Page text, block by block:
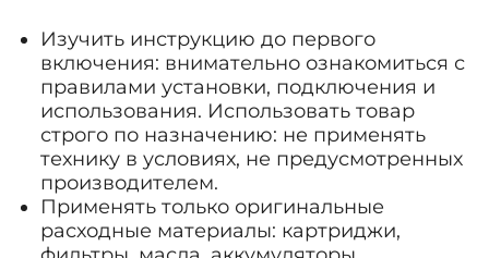
Изучить инструкцию до первого
включения: внимательно ознакомиться с
правилами установки, подключения и
использования. Использовать товар
строго по назначению: не применять
технику в условиях, не предусмотренных
производителем.
Применять только оригинальные
расходные материалы: картриджи,